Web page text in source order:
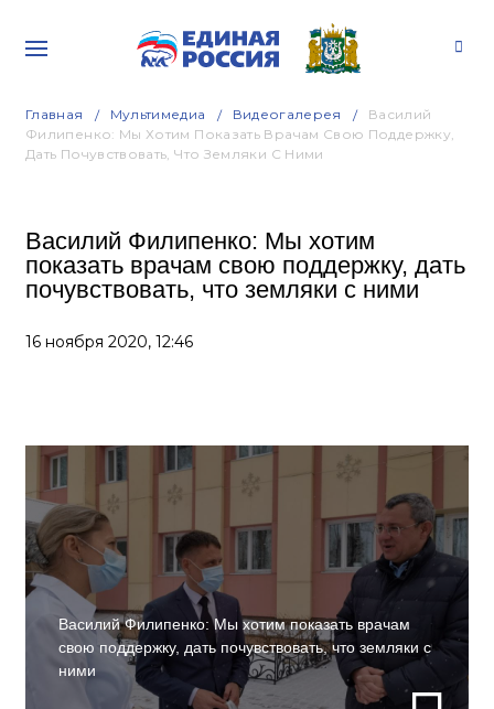
Главная Мультимедиа Видеогалерея
Василий
Филипенко: Мы Хотим Показать Врачам Свою Поддержку,
Дать Почувствовать, Что Земляки С Ними
Василий Филипенко: Мы хотим
показать врачам свою поддержку, дать
почувствовать, что земляки с ними
16 ноября 2020, 12:46
Василий Филипенко: Мы хотим показать врачам
свою поддержку, дать почувствовать, что земляки с
ними